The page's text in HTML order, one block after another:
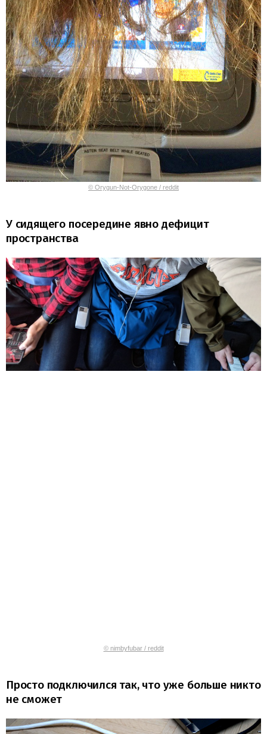
© Orygun-Not-Orygone / reddit
У сидящего посередине явно дефицит
пространства
© nimbyfubar / reddit
Просто подключился так, что уже больше никто
не сможет